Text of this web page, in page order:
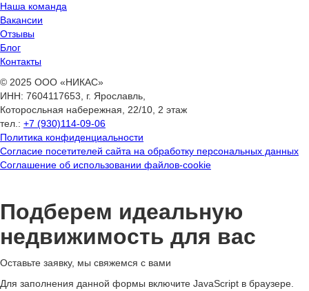
Наша команда
Вакансии
Отзывы
Блог
Контакты
© 2025 ООО «НИКАС»
ИНН: 7604117653, г. Ярославль,
Которосльная набережная, 22/10, 2 этаж
тел.: +7 (930)114-09-06
Политика конфиденциальности
Согласие посетителей сайта на обработку персональных данных
Соглашение об использовании файлов-cookie
Подберем идеальную
недвижимость для вас
Оставьте заявку, мы свяжемся с вами
Для заполнения данной формы включите JavaScript в браузере.